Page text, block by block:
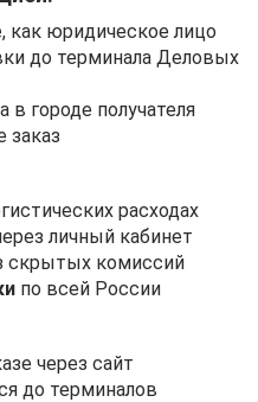
как юридическое лицо
до терминала Деловых
в городе получателя
заказ
расходах
личный кабинет
скрытых комиссий
по всей России
через сайт
до терминалов